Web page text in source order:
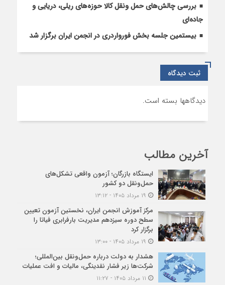
بررسی چالش‌های حمل ونقل کالا حوزه‌های ریلی، دریایی و
جاده‌ای
بیستمین جلسه بخش فورواردری در انجمن ایران برگزار شد
ثبت دیدگاه
دیدگاهها بسته است.
آخرین مطالب
ایستگاه بازرگان؛ آزمون واقعی تشکل‌‌های
حمل‌ونقل دو کشور
مرکز آموزش انجمن ایران، نخستین آزمون تعیین
سطح دوره سیزدهم مدیریت بارفرابری فیاتا را
برگزار کرد
هشدار به دولت درباره حمل‌ونقل بین‌المللی؛
شرکت‌ها زیر فشار نقدینگی، مالیات و افت عملیات